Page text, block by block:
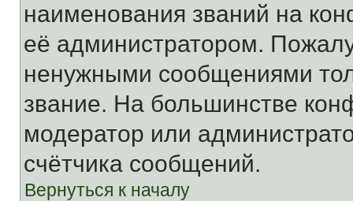
наименования званий на
её администратором.
ненужными сообщениями
звание. На большинстве
модератор или
счётчика сообщений.
Вернуться к началу